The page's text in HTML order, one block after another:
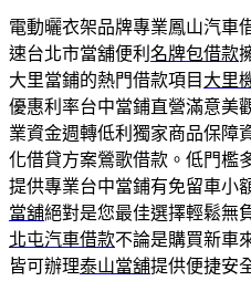
電動曬衣架品牌專業鳳山汽車
速台北市當舖便利 名牌包借款
大里當鋪的熱門借款項目 大里
優惠利率台中當鋪直營滿意美
業資金週轉低利獨家商品保障
化借貸方案鶯歌借款。低門檻
提供專業台中當鋪有免留車小
當舖絕對是您最佳選擇輕鬆無
北屯汽車借款不論是購買新車
皆可辦理泰山當舖提供便捷安